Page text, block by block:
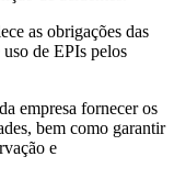
as obrigações das
de EPIs pelos
empresa fornecer os
bem como garantir
e